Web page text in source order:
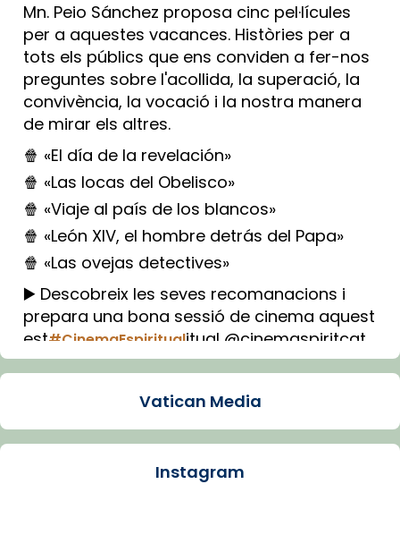
Mn. Peio Sánchez proposa cinc pel·lícules
per a aquestes vacances. Històries per a
tots els públics que ens conviden a fer-nos
preguntes sobre l'acollida, la superació, la
convivència, la vocació i la nostra manera
de mirar els altres.
🍿 «El día de la revelación»
🍿 «Las locas del Obelisco»
🍿 «Viaje al país de los blancos»
🍿 «León XIV, el hombre detrás del Papa»
🍿 «Las ovejas detectives»
▶️ Descobreix les seves recomanacions i
prepara una bona sessió de cinema aquest
est#CinemaEspiritualitual @cinemaspiritcat
Imatge: Generada amb IA (OpenAI)
Arquebisbat de Barcelona
Vatican Media
Instagram